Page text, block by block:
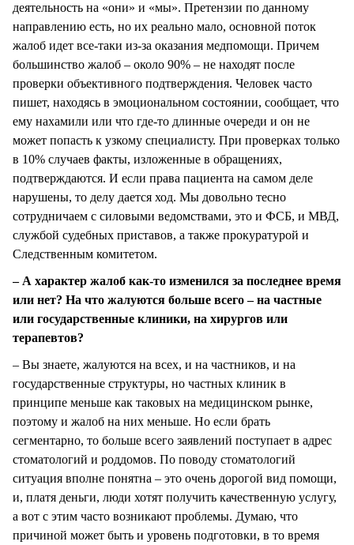
деятельность на «они» и «мы». Претензии по данному
направлению есть, но их реально мало, основной поток
жалоб идет все-таки из-за оказания медпомощи. Причем
большинство жалоб – около 90% – не находят после
проверки объективного подтверждения. Человек часто
пишет, находясь в эмоциональном состоянии, сообщает, что
ему нахамили или что где-то длинные очереди и он не
может попасть к узкому специалисту. При проверках только
в 10% случаев факты, изложенные в обращениях,
подтверждаются. И если права пациента на самом деле
нарушены, то делу дается ход. Мы довольно тесно
сотрудничаем с силовыми ведомствами, это и ФСБ, и МВД,
службой судебных приставов, а также прокуратурой и
Следственным комитетом.
– А характер жалоб как-то изменился за последнее время
или нет? На что жалуются больше всего – на частные
или государственные клиники, на хирургов или
терапевтов?
– Вы знаете, жалуются на всех, и на частников, и на
государственные структуры, но частных клиник в
принципе меньше как таковых на медицинском рынке,
поэтому и жалоб на них меньше. Но если брать
сегментарно, то больше всего заявлений поступает в адрес
стоматологий и роддомов. По поводу стоматологий
ситуация вполне понятна – это очень дорогой вид помощи,
и, платя деньги, люди хотят получить качественную услугу,
а вот с этим часто возникают проблемы. Думаю, что
причиной может быть и уровень подготовки, в то время